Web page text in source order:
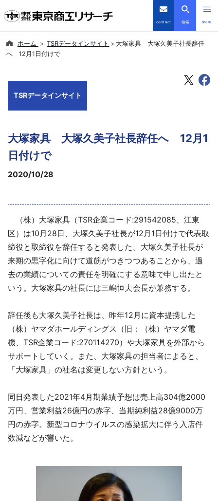
contact 検索 menu
導入事例
採用情報
よくあるご質問
English
ホーム TSRデータインサイト
大塚家具 大塚久美子社長辞任
へ 12月1日付けで
TSRデータインサイト
大塚家具 大塚久美子社長辞任へ 12月1
日付けで
2020/10/28
（株）大塚家具（TSR企業コード:291542085、江東
区）は10月28日、大塚久美子社長が12月1日付けで代表取
締役と取締役を辞任すると発表した。大塚久美子社長が
来期の黒字化に向けて道筋がつきつつあることから、過
去の業績についての責任を明確にする意味で申し出たと
いう。大塚家具の社長には三嶋恒夫会長が兼務する。
辞任後も大塚久美子社長は、昨年12月に資本提携した
（株）ヤマダホールディングス（旧：（株）ヤマダ電
機、TSR企業コード:270114270）や大塚家具を外部から
サポートしていく。また、大塚家具の担当者によると、
「大塚家具」の社名は変更しない方針という。
同日発表した2021年4月期業績予想は売上高304億2000
万円、営業利益26億円の赤字、当期純利益28億9000万
円の赤字。新型コロナウイルスの感染拡大に伴う入店件
数減などが響いた。